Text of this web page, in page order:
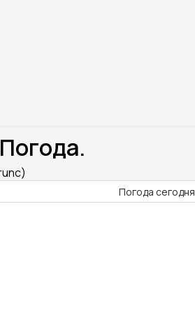
Погода сегодня